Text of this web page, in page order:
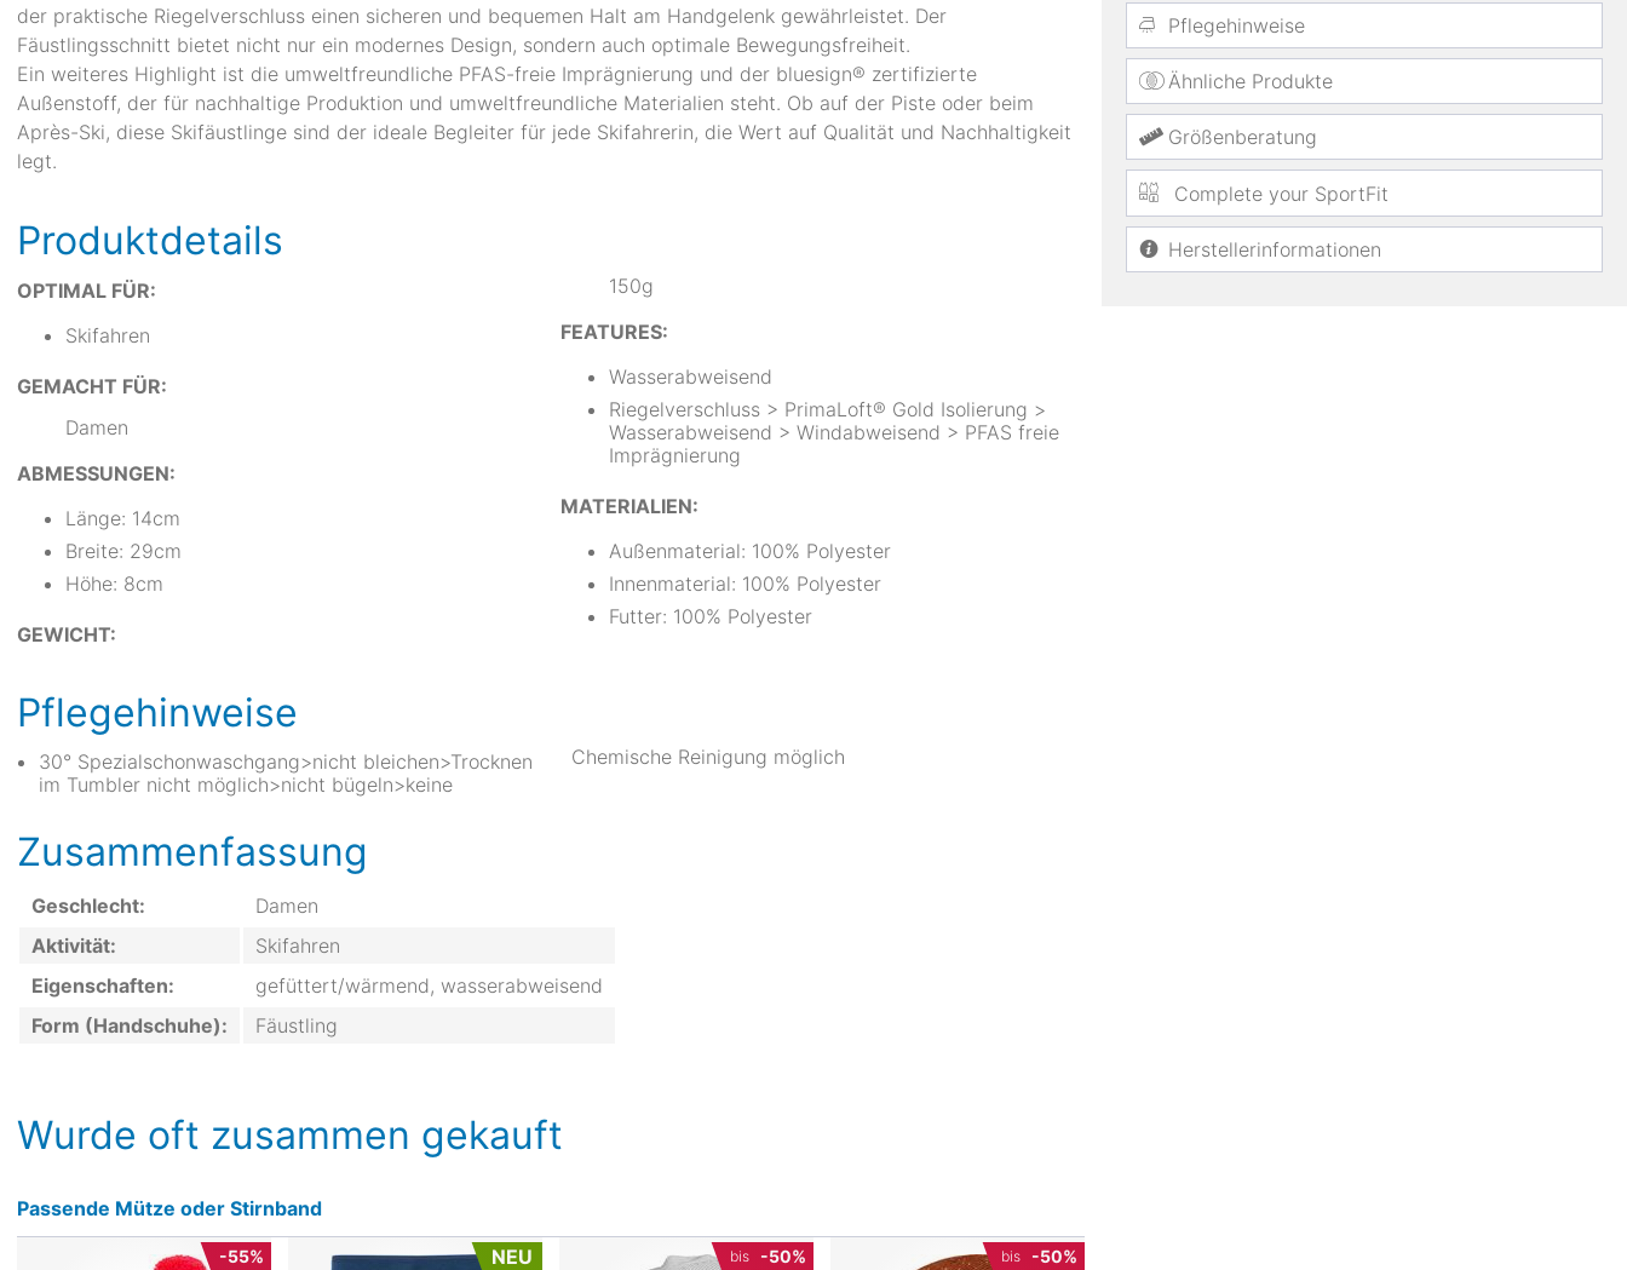
Pflegehinweise
Ähnliche Produkte
Größenberatung
Complete your SportFit
Herstellerinformationen
der praktische Riegelverschluss einen sicheren und bequemen Halt am Handgelenk gewährleistet. Der
Fäustlingsschnitt bietet nicht nur ein modernes Design, sondern auch optimale Bewegungsfreiheit.
Ein weiteres Highlight ist die umweltfreundliche PFAS-freie Imprägnierung und der bluesign® zertifizierte
Außenstoff, der für nachhaltige Produktion und umweltfreundliche Materialien steht. Ob auf der Piste oder beim
Après-Ski, diese Skifäustlinge sind der ideale Begleiter für jede Skifahrerin, die Wert auf Qualität und Nachhaltigkeit
legt.
Produktdetails
OPTIMAL FÜR:
Skifahren
GEMACHT FÜR:
Damen
ABMESSUNGEN:
Länge: 14cm
Breite: 29cm
Höhe: 8cm
GEWICHT:
150g
FEATURES:
Wasserabweisend
Riegelverschluss > PrimaLoft® Gold Isolierung >
Wasserabweisend > Windabweisend > PFAS freie
Imprägnierung
MATERIALIEN:
Außenmaterial: 100% Polyester
Innenmaterial: 100% Polyester
Futter: 100% Polyester
Pflegehinweise
30° Spezialschonwaschgang>nicht bleichen>Trocknen
im Tumbler nicht möglich>nicht bügeln>keine
Chemische Reinigung möglich
Zusammenfassung
Geschlecht:
Damen
Aktivität:
Skifahren
Eigenschaften:
gefüttert/wärmend, wasserabweisend
Form (Handschuhe):
Fäustling
Wurde oft zusammen gekauft
Passende Mütze oder Stirnband
-55% NEU bis -50% bis -50%